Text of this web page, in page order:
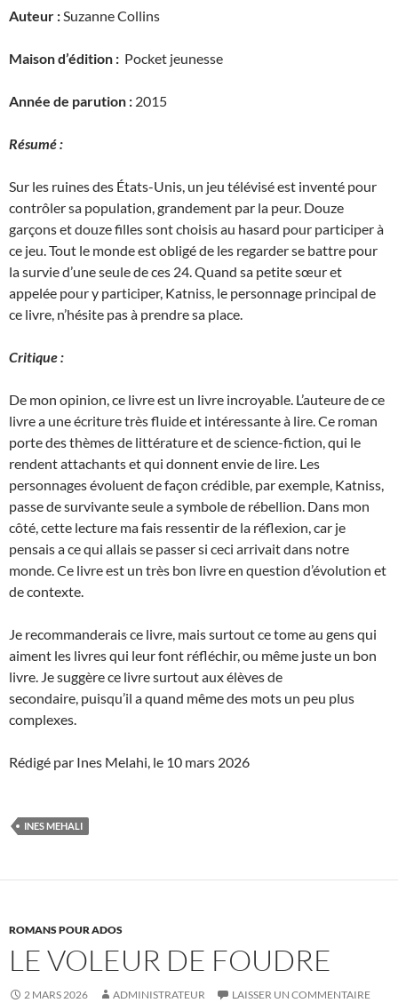
Auteur :Suzanne Collins
Maison d’édition : Pocket jeunesse
Année de parution : 2015
Résumé :
Sur les ruines des États-Unis, un jeu télévisé est inventé pour
contrôler sa population, grandement par la peur. Douze
garçons et douze filles sont choisis au hasard pour participer à
ce jeu. Tout le monde est obligé de les regarder se battre pour
la survie d’une seule de ces 24. Quand sa petite sœur et
appelée pour y participer, Katniss, le personnage principal de
ce livre, n’hésite pas à prendre sa place.
Critique :
De mon opinion, ce livre est un livre incroyable. L’auteure de ce
livre a une écriture très fluide et intéressante à lire. Ce roman
porte des thèmes de littérature et de science-fiction, qui le
rendent attachants et qui donnent envie de lire. Les
personnages évoluent de façon crédible, par exemple, Katniss,
passe de survivante seule a symbole de rébellion. Dans mon
côté, cette lecture ma fais ressentir de la réflexion, car je
pensais a ce qui allais se passer si ceci arrivait dans notre
monde. Ce livre est un très bon livre en question d’évolution et
de contexte.
Je recommanderais ce livre, mais surtout ce tome au gens qui
aiment les livres qui leur font réfléchir, ou même juste un bon
livre. Je suggère ce livre surtout aux élèves de
secondaire, puisqu’il a quand même des mots un peu plus
complexes.
Rédigé par Ines Melahi, le 10 mars 2026
INES MEHALI
ROMANS POUR ADOS
LE VOLEUR DE FOUDRE
2 MARS 2026 ADMINISTRATEUR LAISSER UN COMMENTAIRE